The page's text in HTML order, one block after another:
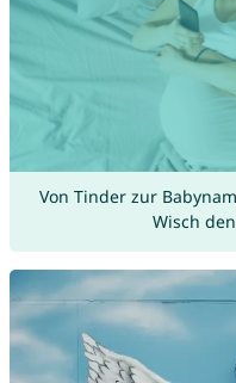
Von Tinder zur
Wisch